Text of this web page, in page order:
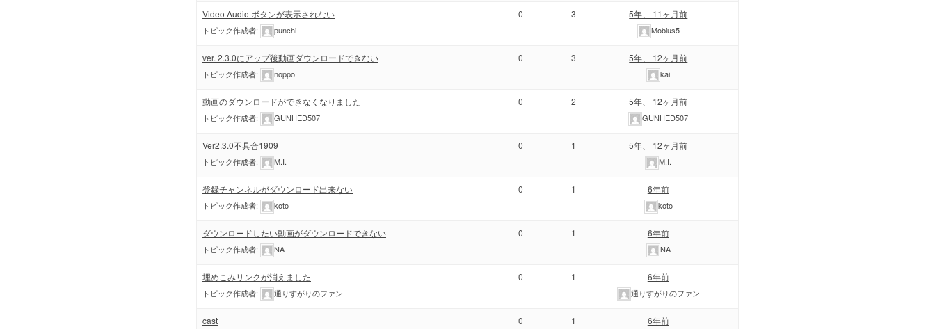
Video Audio ボタンが表示されない
トピック作成者: punchi
0 3 5年、 11ヶ月前
Mobius5
ver. 2.3.0にアップ後動画ダウンロードできない
トピック作成者: noppo
0 3 5年、 12ヶ月前
kai
動画のダウンロードができなくなりました
トピック作成者: GUNHED507
0 2 5年、 12ヶ月前
GUNHED507
Ver2.3.0不具合1909
トピック作成者: M.I.
0 1 5年、 12ヶ月前
M.I.
登録チャンネルがダウンロード出来ない
トピック作成者: koto
0 1 6年前
koto
ダウンロードしたい動画がダウンロードできない
トピック作成者: NA
0 1 6年前
NA
埋めこみリンクが消えました
トピック作成者: 通りすがりのファン
0 1 6年前
通りすがりのファン
cast 0 1 6年前